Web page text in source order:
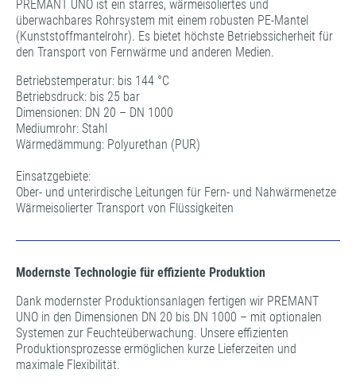
PREMANT UNO ist ein starres, wärmeisoliertes und
überwachbares Rohrsystem mit einem robusten PE-Mantel
(Kunststoffmantelrohr). Es bietet höchste Betriebssicherheit für
den Transport von Fernwärme und anderen Medien.
Betriebstemperatur: bis 144 °C
Betriebsdruck: bis 25 bar
Dimensionen: DN 20 – DN 1000
Mediumrohr: Stahl
Wärmedämmung: Polyurethan (PUR)
Einsatzgebiete:
Ober- und unterirdische Leitungen für Fern- und Nahwärmenetze
Wärmeisolierter Transport von Flüssigkeiten
Modernste Technologie für effiziente Produktion
Dank modernster Produktionsanlagen fertigen wir PREMANT
UNO in den Dimensionen DN 20 bis DN 1000 – mit optionalen
Systemen zur Feuchteüberwachung. Unsere effizienten
Produktionsprozesse ermöglichen kurze Lieferzeiten und
maximale Flexibilität.